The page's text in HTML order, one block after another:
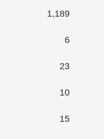
1,189
6
23
10
15